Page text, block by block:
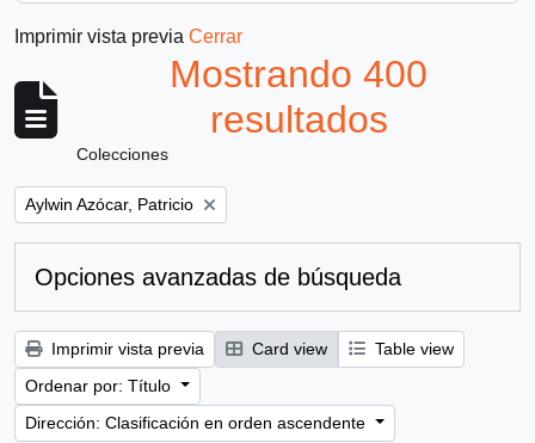
Imprimir vista previa Cerrar
Mostrando 400
resultados
Colecciones
Remove filter:
Aylwin Azócar, Patricio
Opciones avanzadas de búsqueda
Imprimir vista previa Card view
Table view
Ordenar por: Título
Dirección: Clasificación en orden ascendente